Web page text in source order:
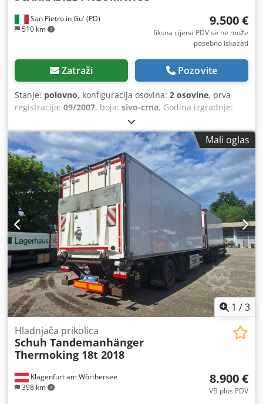
San Pietro in Gu' (PD)
510 km
9.500 €
fiksna cijena PDV se ne može
posebno iskazati
Zatraži Pozovite
Stanje: polovno, konfiguracija osovina: 2 osovine, prva
registracija: 09/2007, boja: sivo-crna, Godina izgradnje:
Mali oglas
1 /3
Klagenfurt am Wörthersee
398 km
Hladnjača prikolica
Schuh Tandemanhänger
Thermoking 18t 2018
8.900 €
VB plus PDV